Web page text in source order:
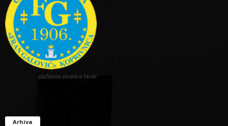
službena stranica škole
Arhiva